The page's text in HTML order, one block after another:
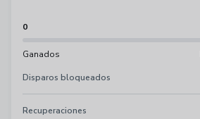
0
Ganados
Disparos bloqueados
Recuperaciones